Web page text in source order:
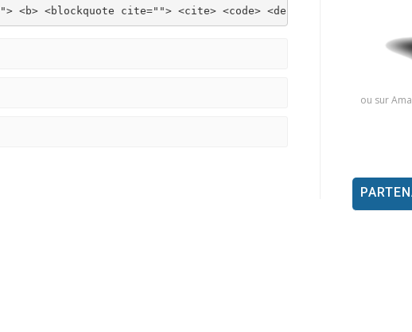
<blockquote cite=""> <cite> <code> <del datetime="">
ou sur